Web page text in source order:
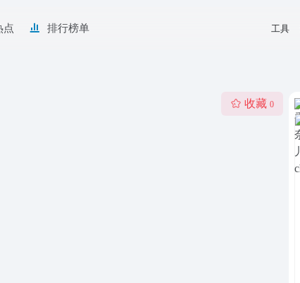
点 排行榜单 工具
收藏 0